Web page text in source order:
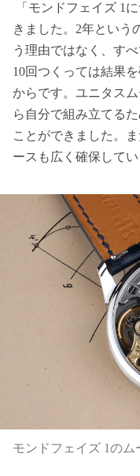
「モンドフェイズ 1
きました。2年という
う理由ではなく、す
10回つくっては結果
からです。ユニタス
ら自分で組み立てる
ことができました。
ースも広く確保してい
モンドフェイズ 1のム